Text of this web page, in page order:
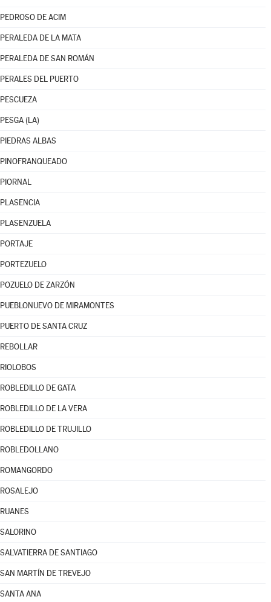
PEDROSO DE ACIM
PERALEDA DE LA MATA
PERALEDA DE SAN ROMÁN
PERALES DEL PUERTO
PESCUEZA
PESGA (LA)
PIEDRAS ALBAS
PINOFRANQUEADO
PIORNAL
PLASENCIA
PLASENZUELA
PORTAJE
PORTEZUELO
POZUELO DE ZARZÓN
PUEBLONUEVO DE MIRAMONTES
PUERTO DE SANTA CRUZ
REBOLLAR
RIOLOBOS
ROBLEDILLO DE GATA
ROBLEDILLO DE LA VERA
ROBLEDILLO DE TRUJILLO
ROBLEDOLLANO
ROMANGORDO
ROSALEJO
RUANES
SALORINO
SALVATIERRA DE SANTIAGO
SAN MARTÍN DE TREVEJO
SANTA ANA